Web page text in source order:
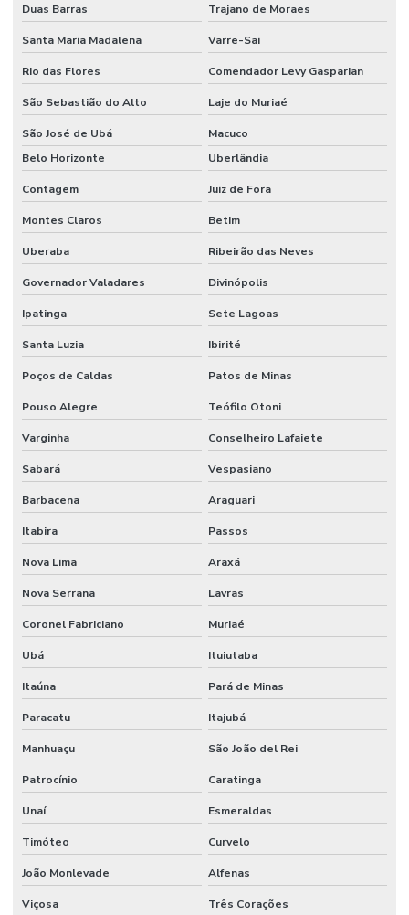
Duas Barras Trajano de Moraes
Santa Maria Madalena Varre-Sai
Rio das Flores Comendador Levy Gasparian
São Sebastião do Alto Laje do Muriaé
São José de Ubá
Macuco
Belo Horizonte
Uberlândia
Contagem Juiz de Fora
Montes Claros Betim
Uberaba Ribeirão das Neves
Governador Valadares Divinópolis
Ipatinga Sete Lagoas
Santa Luzia Ibirité
Poços de Caldas Patos de Minas
Pouso Alegre Teófilo Otoni
Varginha Conselheiro Lafaiete
Sabará Vespasiano
Barbacena Araguari
Itabira Passos
Nova Lima Araxá
Nova Serrana Lavras
Coronel Fabriciano Muriaé
Ubá Ituiutaba
Itaúna Pará de Minas
Paracatu Itajubá
Manhuaçu São João del Rei
Patrocínio Caratinga
Unaí Esmeraldas
Timóteo Curvelo
João Monlevade Alfenas
Viçosa Três Corações